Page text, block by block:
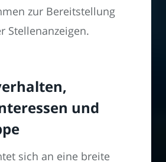
zur Bereitstellung
Stellenanzeigen.
und
sich an eine breite